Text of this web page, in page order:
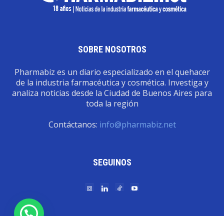
SOBRE NOSOTROS
Pharmabiz es un diario especializado en el quehacer
de la industria farmacéutica y cosmética. Investiga y
analiza noticias desde la Ciudad de Buenos Aires para
toda la región
Contáctanos: info@pharmabiz.net
SEGUINOS